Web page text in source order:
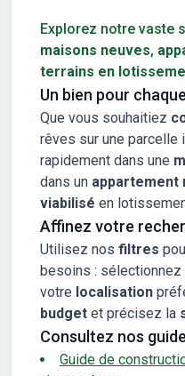
Explorez notre vaste
maisons neuves,
terrains en
Un bien pour
Que vous souhaitiez
rêves sur une parcelle
rapidement dans une
dans un appartement
viabilisé en
Affinez votre
Utilisez nos filtres
besoins : sélectionnez
votre localisation
budget et précisez la
Consultez nos
Guide de